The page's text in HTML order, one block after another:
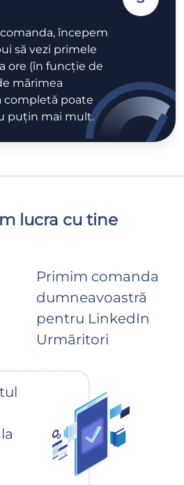
începem
să vezi primele
ore (în funcție de
mărimea
completă poate
puțin mai mult.
lucra cu tine
Primim comanda
dumneavoastră
pentru LinkedIn
Urmăritori